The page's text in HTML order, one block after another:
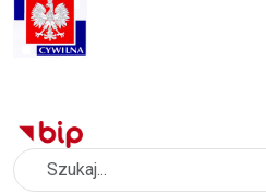
Szukaj